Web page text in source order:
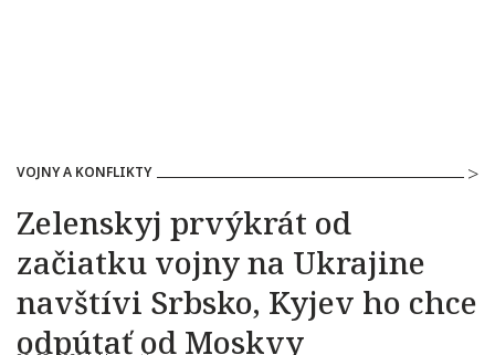
VOJNY A KONFLIKTY
Zelenskyj prvýkrát od
začiatku vojny na Ukrajine
navštívi Srbsko, Kyjev ho chce
odpútať od Moskvy